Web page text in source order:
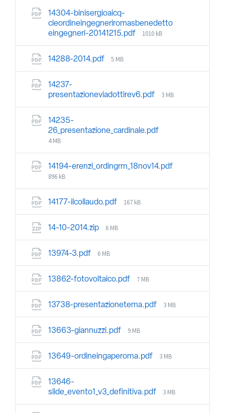
14304-binisergioaicq-
cieordineingegneriromasbenedetto
eingegneri-20141215.pdf
1010 kB
14288-2014.pdf 5 MB
14237-
presentazioneviadottirev6.pdf
3 MB
14235-
26_presentazione_cardinale.pdf
4 MB
14194-erenzi_ordingrm_18nov14.pdf
896 kB
14177-ilcollaudo.pdf 167 kB
14-10-2014.zip 6 MB
13974-3.pdf 6 MB
13862-fotovoltaico.pdf 7 MB
13738-presentazionetema.pdf 3 MB
13663-giannuzzi.pdf 9 MB
13649-ordineingaperoma.pdf 3 MB
13646-
slide_evento1_v3_definitiva.pdf
3 MB